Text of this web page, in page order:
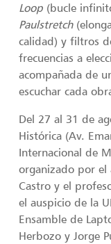
Loop (bucle
Paulstretch
calidad) y filtros
frecuencias a
acompañada de
escuchar cada
Del 27 al 31 de
Histórica (Av.
Internacional de
organizado por el
Castro y el
el auspicio de la
Ensamble de
Herbozo y Jorge